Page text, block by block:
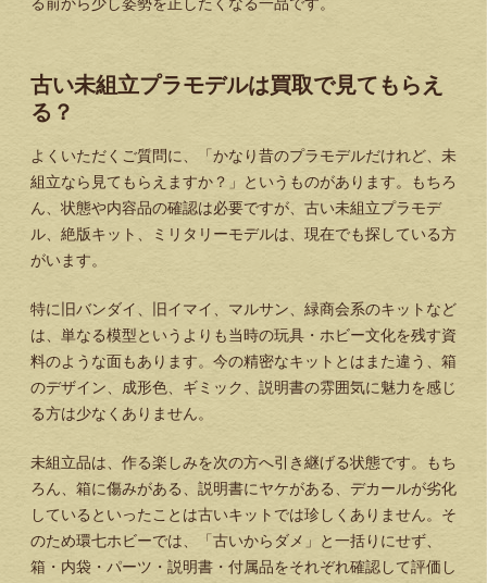
る前から少し姿勢を正したくなる一品です。
古い未組立プラモデルは買取で見てもらえ
る？
よくいただくご質問に、「かなり昔のプラモデルだけれど、未
組立なら見てもらえますか？」というものがあります。もちろ
ん、状態や内容品の確認は必要ですが、古い未組立プラモデ
ル、絶版キット、ミリタリーモデルは、現在でも探している方
がいます。
特に旧バンダイ、旧イマイ、マルサン、緑商会系のキットなど
は、単なる模型というよりも当時の玩具・ホビー文化を残す資
料のような面もあります。今の精密なキットとはまた違う、箱
のデザイン、成形色、ギミック、説明書の雰囲気に魅力を感じ
る方は少なくありません。
未組立品は、作る楽しみを次の方へ引き継げる状態です。もち
ろん、箱に傷みがある、説明書にヤケがある、デカールが劣化
しているといったことは古いキットでは珍しくありません。そ
のため環七ホビーでは、「古いからダメ」と一括りにせず、
箱・内袋・パーツ・説明書・付属品をそれぞれ確認して評価し